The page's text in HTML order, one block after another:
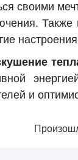
своими
Также
и